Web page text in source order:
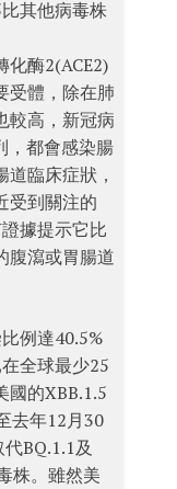
其他病毒株
化酶2(ACE2)
受體，除在肺
較高，新冠病
，都會感染腸
臨床症狀，
受到關注的
據提示它比
腹瀉或胃腸道
例達40.5%
全球最少25
國的XBB.1.5
去年12月30
BQ.1.1及
株。雖然美